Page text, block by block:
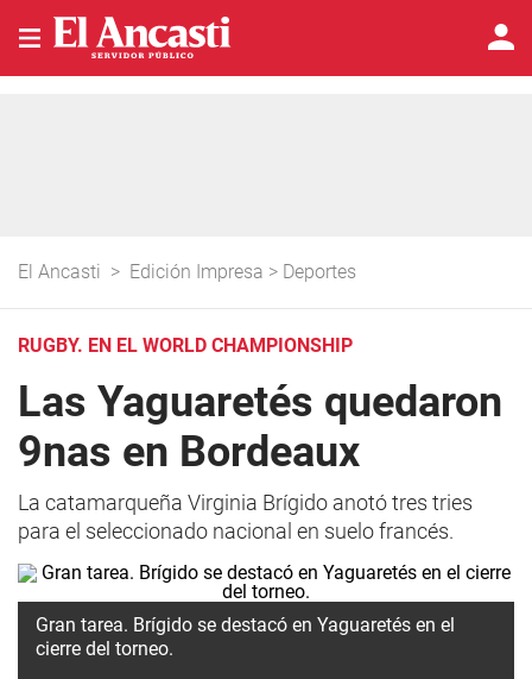
El Ancasti > Edición Impresa > Deportes
RUGBY. EN EL WORLD CHAMPIONSHIP
Las Yaguaretés quedaron
9nas en Bordeaux
La catamarqueña Virginia Brígido anotó tres tries
para el seleccionado nacional en suelo francés.
Gran tarea. Brígido se destacó en Yaguaretés en el
cierre del torneo.